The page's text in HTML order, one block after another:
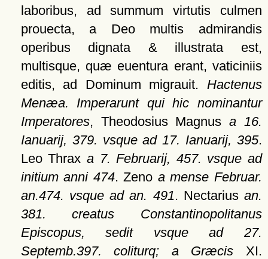
laboribus, ad summum virtutis culmen
prouecta, a Deo multis admirandis
operibus dignata & illustrata est,
multisque, quæ euentura erant, vaticiniis
editis, ad Dominum migrauit. Hactenus
Menæa. Imperarunt qui hic nominantur
Imperatores, Theodosius Magnusa 16.
Ianuarij, 379. vsque ad 17. Ianuarij, 395.
Leo Thraxa 7. Februarij, 457. vsque ad
initium anni 474. Zeno a mense Februar.
an.474. vsque ad an. 491. Nectariusan.
381. creatus Constantinopolitanus
Episcopus, sedit vsque ad 27.
Septemb.397. coliturq; a Græcis XI.